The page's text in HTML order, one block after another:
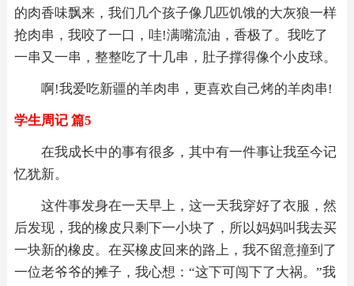
的肉香味飘来，我们几个孩子像几匹饥饿的大灰狼一样
抢肉串，我咬了一口，哇!满嘴流油，香极了。我吃了
一串又一串，整整吃了十几串，肚子撑得像个小皮球。
啊!我爱吃新疆的羊肉串，更喜欢自己烤的羊肉串!
学生周记 篇5
在我成长中的事有很多，其中有一件事让我至今记
忆犹新。
这件事发身在一天早上，这一天我穿好了衣服，然
后发现，我的橡皮只剩下一小块了，所以妈妈叫我去买
一块新的橡皮。在买橡皮回来的路上，我不留意撞到了
一位老爷爷的摊子，我心想：“这下可闯下了大祸。”我